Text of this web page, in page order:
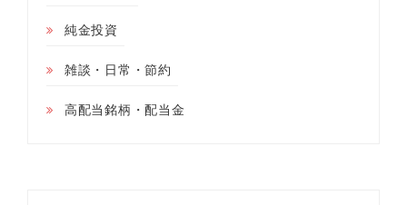
純金投資
雑談・日常・節約
高配当銘柄・配当金